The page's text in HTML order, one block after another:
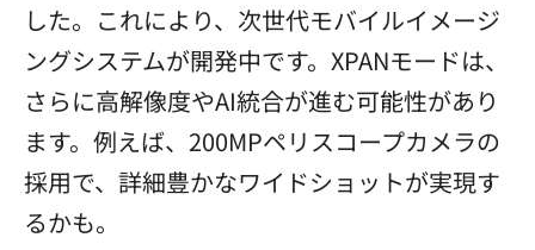
した。これにより、次世代モバイルイメージ
ングシステムが開発中です。XPANモードは、
さらに高解像度やAI統合が進む可能性があり
ます。例えば、200MPペリスコープカメラの
採用で、詳細豊かなワイドショットが実現す
るかも。